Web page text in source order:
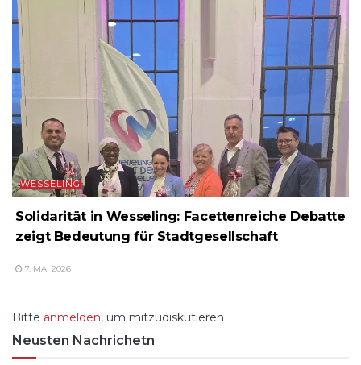
WESSELING
Solidarität in Wesseling: Facettenreiche Debatte
zeigt Bedeutung für Stadtgesellschaft
7. MAI 2026
Bitte anmelden, um mitzudiskutieren
Neusten Nachrichetn